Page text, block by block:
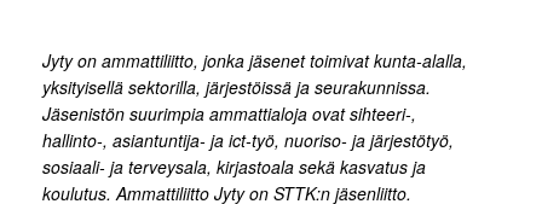
Jyty on ammattiliitto, jonka jäsenet toimivat kunta-alalla,
yksityisellä sektorilla, järjestöissä ja seurakunnissa.
Jäsenistön suurimpia ammattialoja ovat sihteeri-,
hallinto-, asiantuntija- ja ict-työ, nuoriso- ja järjestötyö,
sosiaali- ja terveysala, kirjastoala sekä kasvatus ja
koulutus. Ammattiliitto Jyty on STTK:n jäsenliitto.